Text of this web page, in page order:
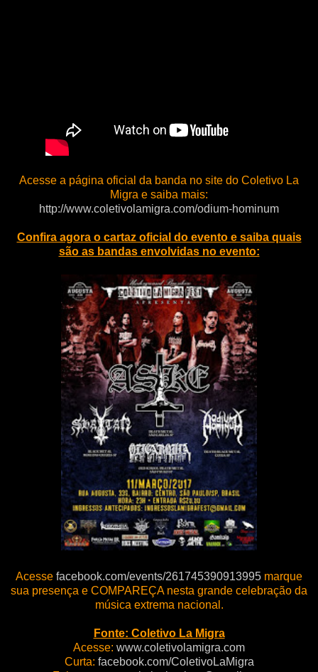
Acesse a página oficial da banda no site do Coletivo La
Migra e saiba mais:
http://www.coletivolamigra.com/odium-hominum
Confira agora o cartaz oficial do evento e saiba quais
são as bandas envolvidas no evento:
Acesse facebook.com/events/261745390913995 marque
sua presença e COMPAREÇA nesta grande celebração da
música extrema nacional.
Fonte: Coletivo La Migra
Acesse: www.coletivolamigra.com
Curta: facebook.com/ColetivoLaMigra